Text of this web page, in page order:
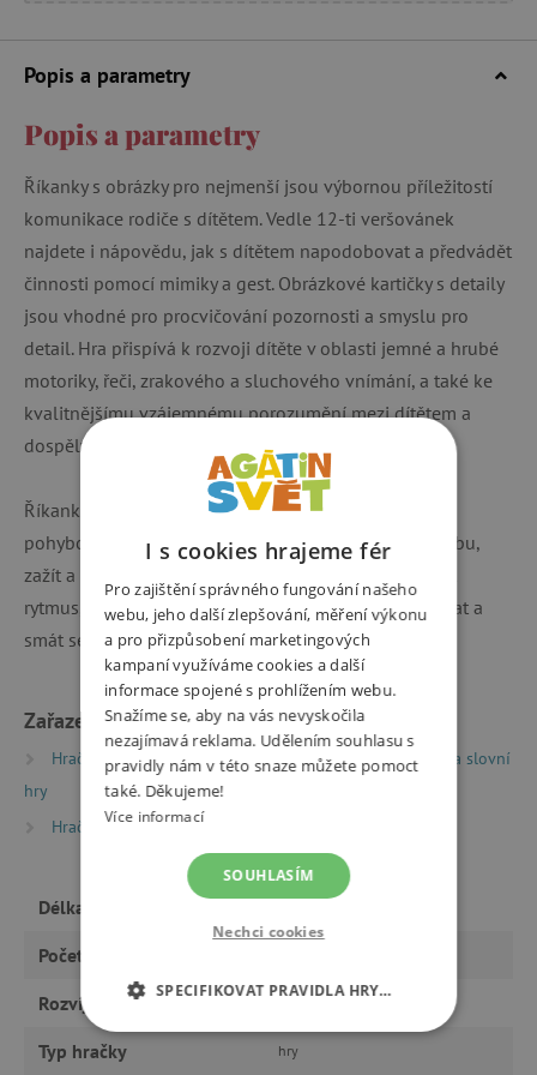
Popis a parametry
Popis a parametry
Říkanky s obrázky pro nejmenší jsou výbornou příležitostí
komunikace rodiče s dítětem. Vedle 12-ti veršovánek
najdete i nápovědu, jak s dítětem napodobovat a předvádět
činnosti pomocí mimiky a gest. Obrázkové kartičky s detaily
jsou vhodné pro procvičování pozornosti a smyslu pro
detail. Hra přispívá k rozvoji dítěte v oblasti jemné a hrubé
motoriky, řeči, zrakového a sluchového vnímání, a také ke
kvalitnějšímu vzájemnému porozumění mezi dítětem a
dospělým.
Říkanky umožňují dětem aktivně nebo pasivně se
pohybovat, protahovat, uvolňovat, radovat se z pohybu,
zažít a užít si blízký kontakt s milující osobou, vnímat
rytmus, intonaci, variabilitu řeči, bavit se, napodobovat a
smát se.
Zařazeno v kategoriích
Hračky dle typu Společenské hry
Didaktické a slovní
hry
Hračky dle věku
Délka
Počet hráčů
Rozvíjí smysly, motoriku, komunikaci
Typ hračky hry
I s cookies hrajeme fér
Pro zajištění správného fungování našeho
webu, jeho další zlepšování, měření výkonu
a pro přizpůsobení marketingových
kampaní využíváme cookies a další
informace spojené s prohlížením webu.
Snažíme se, aby na vás nevyskočila
nezajímavá reklama. Udělením souhlasu s
pravidly nám v této snaze můžete pomoct
také. Děkujeme!
Více informací
SOUHLASÍM
Nechci cookies
SPECIFIKOVAT PRAVIDLA HRY…
NEZBYTNĚ NUTNÉ COOKIES